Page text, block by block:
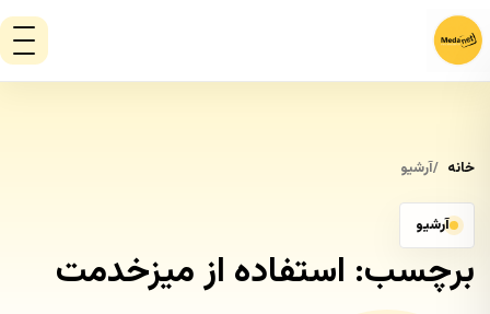
خانه آرشیو
آرشیو
برچسب: استفاده از میزخدمت